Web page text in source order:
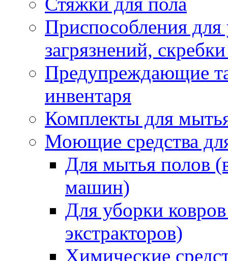
Приспособления
загрязнений,
Предупреждающие
инвентаря
Комплекты для
Моющие средства
Для мытья полов
машин)
Для уборки
экстракторов)
Химические